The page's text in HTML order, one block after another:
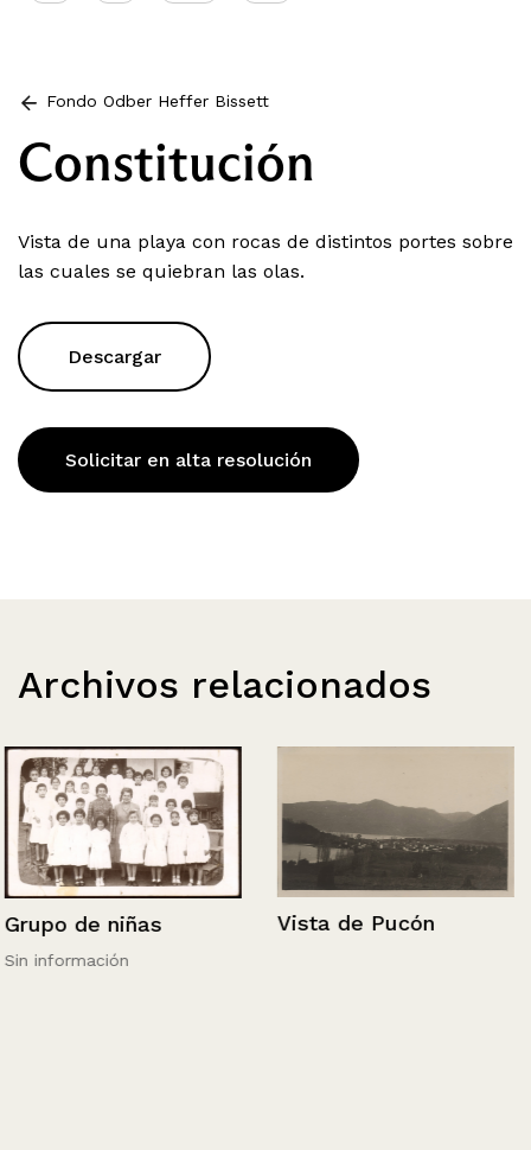
Fondo Odber Heffer Bissett
Constitución
Vista de una playa con rocas de distintos portes sobre
las cuales se quiebran las olas.
Descargar
Solicitar en alta resolución
Archivos relacionados
Grupo de niñas
Sin información
Vista de Pucón